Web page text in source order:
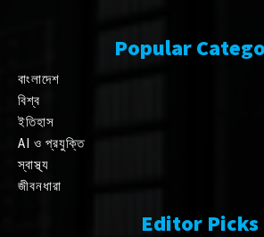
Popular
বাংলাদেশ
বিশ্ব
ইতিহাস
AI ও প্রযুক্তি
স্বাস্থ্য
জীবনধারা
Editor Picks